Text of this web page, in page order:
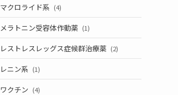
マクロライド系 (4)
メラトニン受容体作動薬 (1)
レストレスレッグス症候群治療薬 (2)
レニン系 (1)
ワクチン (4)